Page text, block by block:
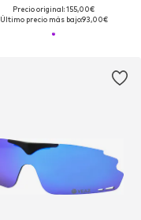
Precio original: 155,00€
Último precio más bajo:93,00€